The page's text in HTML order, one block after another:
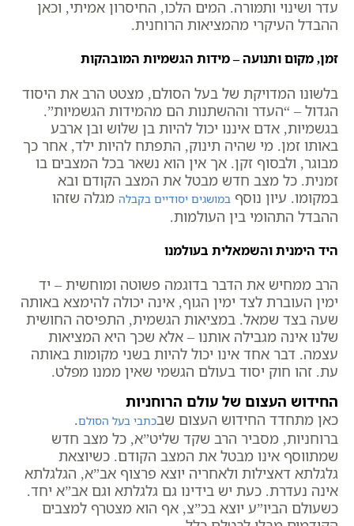
עדר ושינוי ותמורה. המים הלכו, החיסרון אמיתי, וכאן
ההבדל העיקרי מהמציאות הרוחנית.
זמן, מקום ותנועה – מידות הגשמיות המובהקות
בלשונו המדויקת של בעל הסולם, מצטט הרב את היסוד
הגדול – “העדר וההשתנות הם מהמידות הגשמיות”.
בגשמיות, אדם איננו יכול להיות בן שלוש ובן ארבע
באותו זמן. מי שהיה תינוק, התפתח להיות ילד, אחר כך
מבוגר, ולבסוף זקן. אך אין הוא נשאר בכל המצבים בו
זמנית. כל מצב חדש מבטל את המצב הקודם ובא
במקומו. עיון נוסף במושגים יסודיים בקבלה מגלה שזהו
ההבדל התהומי בין העולמות.
היד הימנית והשמאלית בעולמנו
הרב ממחיש את הדבר בדוגמה פשוטה ומוחשית – יד
ימין העוברת לצד ימין הגוף, אינה יכולה להימצא באותה
שעה בצד שמאל. במציאות הגשמית, התפיסה החושית
שלנו אינה מגבילה אותנו – אלא שכך היא המציאות
עצמה. דבר אחד אינו יכול להיות בשני מקומות באותה
עת. זהו חוק יסוד בעולם הגשמי שאין ממנו מפלט.
החידוש העצום של עולם הרוחניות
כאן מתחדד החידוש העצום שבכתבי בעל הסולם.
ברוחניות, מסביר הרב שקד שליט”א, כל מצב חדש
שמתווסף אינו מבטל את המצב הקודם. כשיוצאת
גלגלתא דאצילות ולאחריה יוצא פרצוף אב”א, הגלגלתא
אינה נעדרת. כעת יש בידינו גם גלגלתא וגם אב”א יחד.
כשעולם הביו”ע יוצא בכ”צ, אף הוא מצטרף למצבים